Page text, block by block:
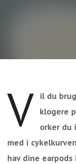
V il du
klogere
orker
med i
hav dine